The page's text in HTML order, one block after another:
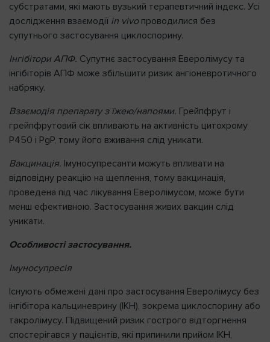
субстратами, які мають вузький терапевтичний індекс. Усі
дослідження взаємодії in vivoпроводилися без
супутнього застосування циклоспорину.
Інгібітори АПФ. Супутнє застосування Еверолімусу та
інгібіторів АПФ може збільшити ризик ангіоневротичного
набряку.
Взаємодія препарату з їжею/напоями. Грейпфрут і
грейпфрутовий сік впливають на активність цитохрому
P450 і PgР, тому його вживання слід уникати.
Вакцинація. Імуносупресанти можуть впливати на
відповідну реакцію на щеплення, тому вакцинація,
проведена під час лікування Еверолімусом, може бути
менш ефективною. Застосування живих вакцин слід
уникати.
Особливості застосування.
Імуносупресія
Існують обмежені дані про застосування Еверолімусу без
інгібітора кальциневрину (ІКН), зокрема циклоспорину або
такролімусу. Підвищений ризик гострого відторгнення
спостерігався у пацієнтів, які припинили прийом ІКН,